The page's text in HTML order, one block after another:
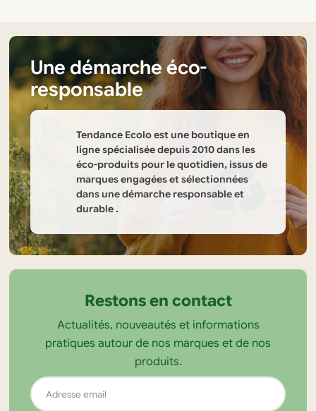
Informations
sur
boutique
Tendance
Une démarche éco-
responsable
Tendance Ecolo est une boutique en
ligne spécialisée depuis 2010 dans les
éco-produits pour le quotidien, issus de
marques engagées et sélectionnées
dans une démarche responsable et
durable .
Restons en contact
Actualités, nouveautés et informations
pratiques autour de nos marques et de nos
produits.
Adresse
email